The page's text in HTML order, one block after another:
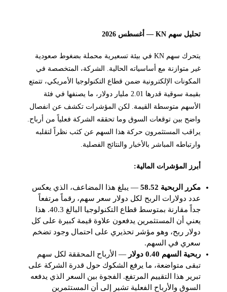
تحليل سهم KN — أغسطس 2026
يتحرك سهم KN في بيئة تسعيرية محملة بضغوط صعودية
غير متوازنة مع أساسياته الحالية. الشركة، المتخصصة في
المكونات الإلكترونية ضمن قطاع التكنولوجيا الأمريكي، تتمتع
بقيمة سوقية قدرها 2.01 مليار دولار، ما يصنفها في فئة
الأسهم متوسطة القيمة. لكن المؤشرات تكشف عن انفصال
واضح بين توقعات السوق وما تحققه الشركة فعلياً من أرباح.
يراقب المستثمرون حركة هذا السهم عن كثب نظراً لتقلبه
وارتباطه المباشر بالأخبار والنتائج الفصلية.
أبرز المؤشرات المالية:
مكرر الربحية 58.52
— يبلغ هذا المضاعف، الذي يعكس
عدد دولارات الربح لكل دولار سعر سهم، رقماً مرتفعاً
جداً مقارنة بمتوسط قطاع التكنولوجيا البالغ 40.3. هذا
يعني أن المستثمرين يدفعون علاوة قيمة كبيرة على كل
دولار ربح، وهو مؤشر تحذيري على احتمال وجود تضخم
سعري في السهم.
ربحية السهم 0.40 دولار
— الأرباح المحققة لكل سهم
تبقى متواضعة، ما يرفع الشكوك حول قدرة الشركة على
تبرير هذا التقييم المرتفع. الفجوة بين السعر الذي يدفعه
السوق والأرباح الفعلية تشير إلى أن المستثمرين